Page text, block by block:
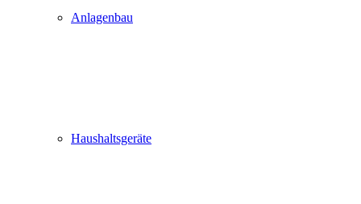
Anlagenbau
Haushaltsgeräte